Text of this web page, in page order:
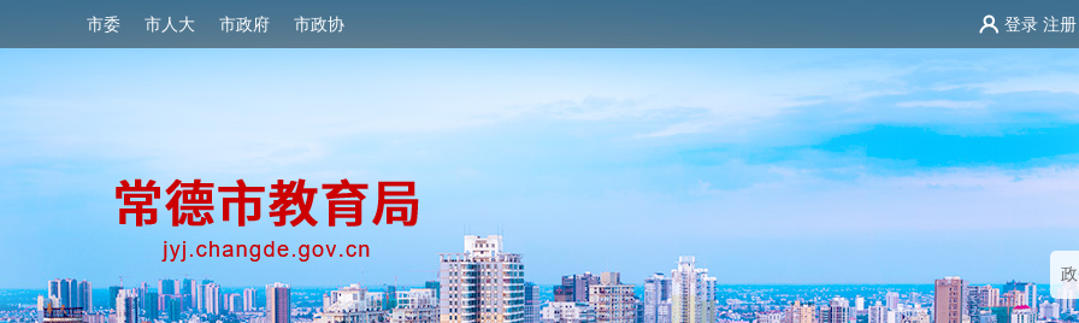
市委 市人大 市政府 市政协 登录 注册